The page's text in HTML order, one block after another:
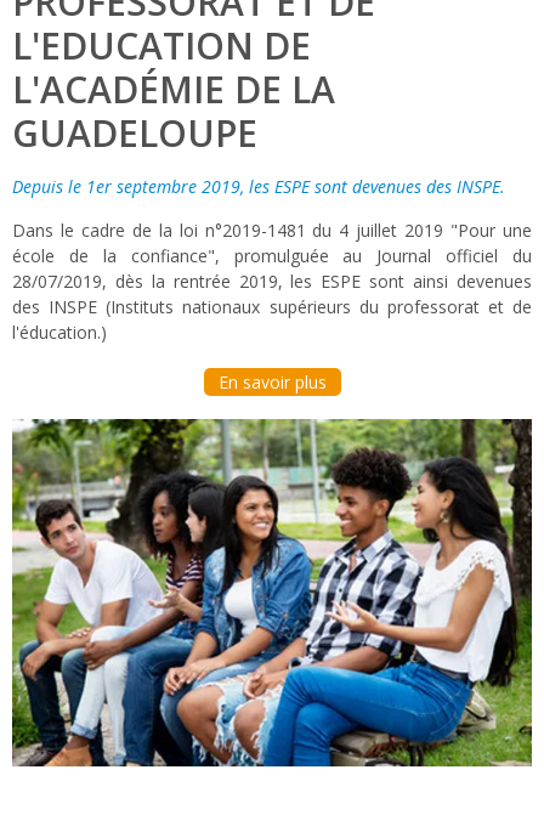
L'EDUCATION DE
L'ACADÉMIE DE LA
GUADELOUPE
Depuis le 1er septembre 2019, les ESPE sont devenues des INSPE.
Dans le cadre de la loi n°2019-1481 du 4 juillet 2019 "Pour une
école de la confiance", promulguée au Journal officiel du
28/07/2019, dès la rentrée 2019, les ESPE sont ainsi devenues
des INSPE (Instituts nationaux supérieurs du professorat et de
l'éducation.)
En savoir plus